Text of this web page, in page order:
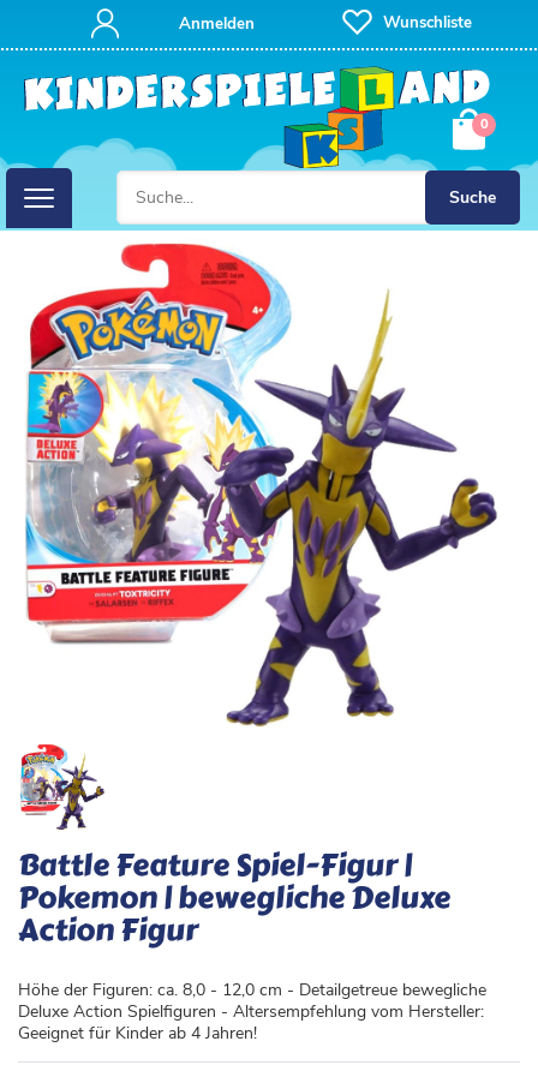
Suche
Anmelden Wunschliste
0
Battle Feature Spiel-Figur |
Pokemon | bewegliche Deluxe
Action Figur
Höhe der Figuren: ca. 8,0 - 12,0 cm - Detailgetreue bewegliche
Deluxe Action Spielfiguren - Altersempfehlung vom Hersteller:
Geeignet für Kinder ab 4 Jahren!